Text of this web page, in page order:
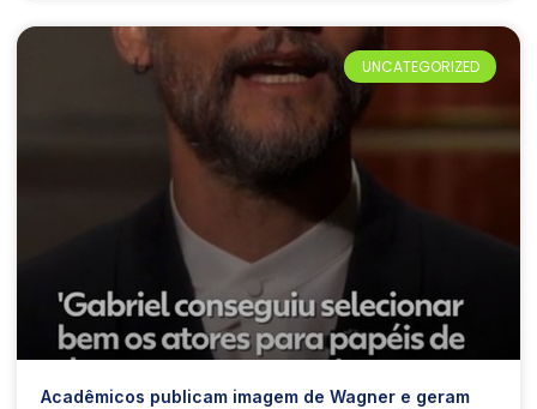
UNCATEGORIZED
Acadêmicos publicam imagem de Wagner e geram